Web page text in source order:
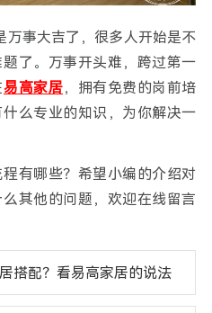
万事大吉了，很多人开始是不
了。万事开头难，跨过第一
易高家居，拥有免费的岗前培
么专业的知识，为你解决一
有哪些？希望小编的介绍对
其他的问题，欢迎在线留言
搭配？看易高家居的说法